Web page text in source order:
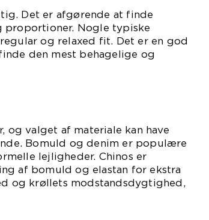
Det er afgørende at finde
proportioner. Nogle typiske
og relaxed fit. Det er en god
den mest behagelige og
og valget af materiale kan have
Bomuld og denim er populære
lejligheder. Chinos er
af bomuld og elastan for ekstra
og krøllets modstandsdygtighed,